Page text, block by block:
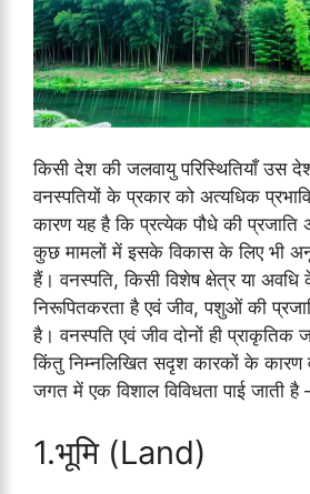
किसी देश की जलवायु परिस्थितियाँ उस
वनस्पतियों के प्रकार को अत्यधिक
कारण यह है कि प्रत्येक पौधे की
कुछ मामलों में इसके विकास के लिए भी
हैं। वनस्पति, किसी विशेष क्षेत्र या अवधि
निरूपितकरता है एवं जीव, पशुओं की
है। वनस्पति एवं जीव दोनों ही प्राकृतिक
किंतु निम्नलिखित सदृश कारकों के कारण
जगत में एक विशाल विविधता पाई जाती है
1.भूमि (Land)